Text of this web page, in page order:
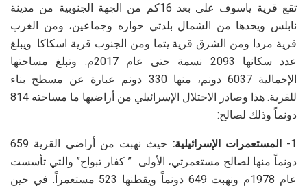
تقع قرية ياسوف على بعد 16كم من الجهة الجنوبية من مدينة
نابلس ويحدها من الشمال بلدتي حواره وجماعين، ومن الغرب
قرية مردا ومن الشرق قرية يتما ومن الجنوب قرية اسكاكا. ويبلغ
عدد سكانها 2093 نسمة حتى عام 2017م. وتبلغ مساحتها
الإجمالية 6037 دونم، منها 330 دونم عبارة عن مسطح بناء
للقرية. هذا وصادر الاحتلال الإسرائيلي من أراضيها ما مساحته 814
دونماً وذلك لصالح:
1- المستعمرات الإسرائيلية:
حيث نهبت من أراضي القرية 659
دونماً منها لصالح مستعمرتي، الأولى ” كفار تبواح” والتي تأسست
عام 1978م ونهبت 649 دونماً ويقطنها 523 مستعمراً. في حين